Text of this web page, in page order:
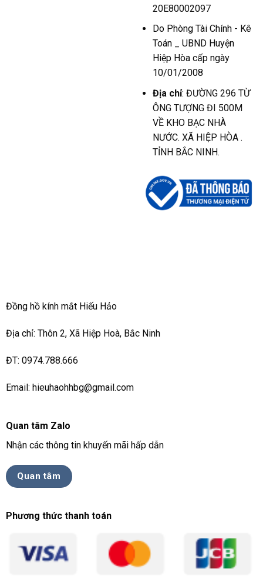
20E80002097
Do Phòng Tài Chính - Kê
Toán _ UBND Huyện
Hiệp Hòa cấp ngày
10/01/2008
Địa chỉ: ĐƯỜNG 296 TỪ
ÔNG TƯỢNG ĐI 500M
VỀ KHO BẠC NHÀ
NƯỚC. XÃ HIỆP HÒA .
TỈNH BẮC NINH.
Đồng hồ kính mắt Hiếu Hảo
Địa chỉ: Thôn 2, Xã Hiệp Hoà, Bắc Ninh
ĐT: 0974.788.666
Email: hieuhaohhbg@gmail.com
Quan tâm Zalo
Nhận các thông tin khuyến mãi hấp dẫn
Quan tâm
Phương thức thanh toán